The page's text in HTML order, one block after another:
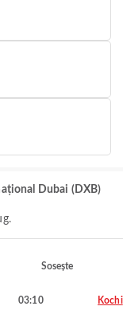
Dubai (DXB)
Sosește
03:10 Kochi